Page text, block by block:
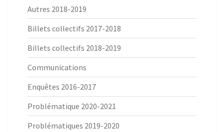
Autres 2018-2019
Billets collectifs 2017-2018
Billets collectifs 2018-2019
Communications
Enquêtes 2016-2017
Problématique 2020-2021
Problématiques 2019-2020